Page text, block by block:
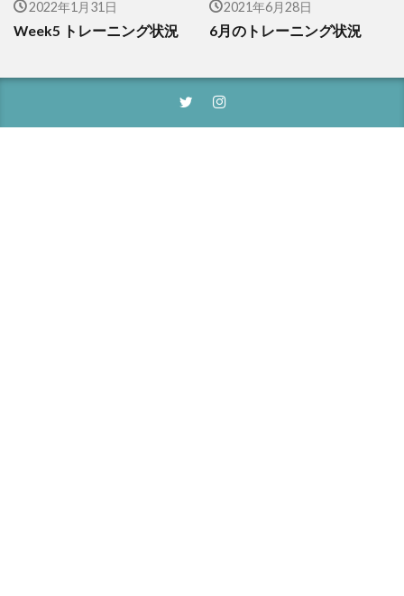
2022年1月31日
Week5 トレーニング状況
2021年6月28日
6月のトレーニング状況